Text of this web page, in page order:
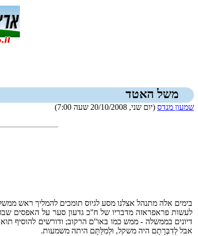
משל האטד
שמעון מנדס (יום שני, 20/10/2008 שעה 7:00)
בימים אלה מתנהל אצלנו מסע לגיוס תומכים להמליך ראש
לעשות פראפראזה מדבריו של ח''כ גדעון סער על האפסים
דיונים בממשלה - ממש כמו באו''ם הרקוב; ודורשים להוסיף
אבל לְדִבְּרָתָם היה משקל, וּלְמִלַּתָּם היתה משמעות.